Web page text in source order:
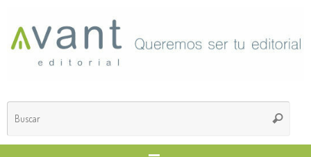
contenido
Buscar